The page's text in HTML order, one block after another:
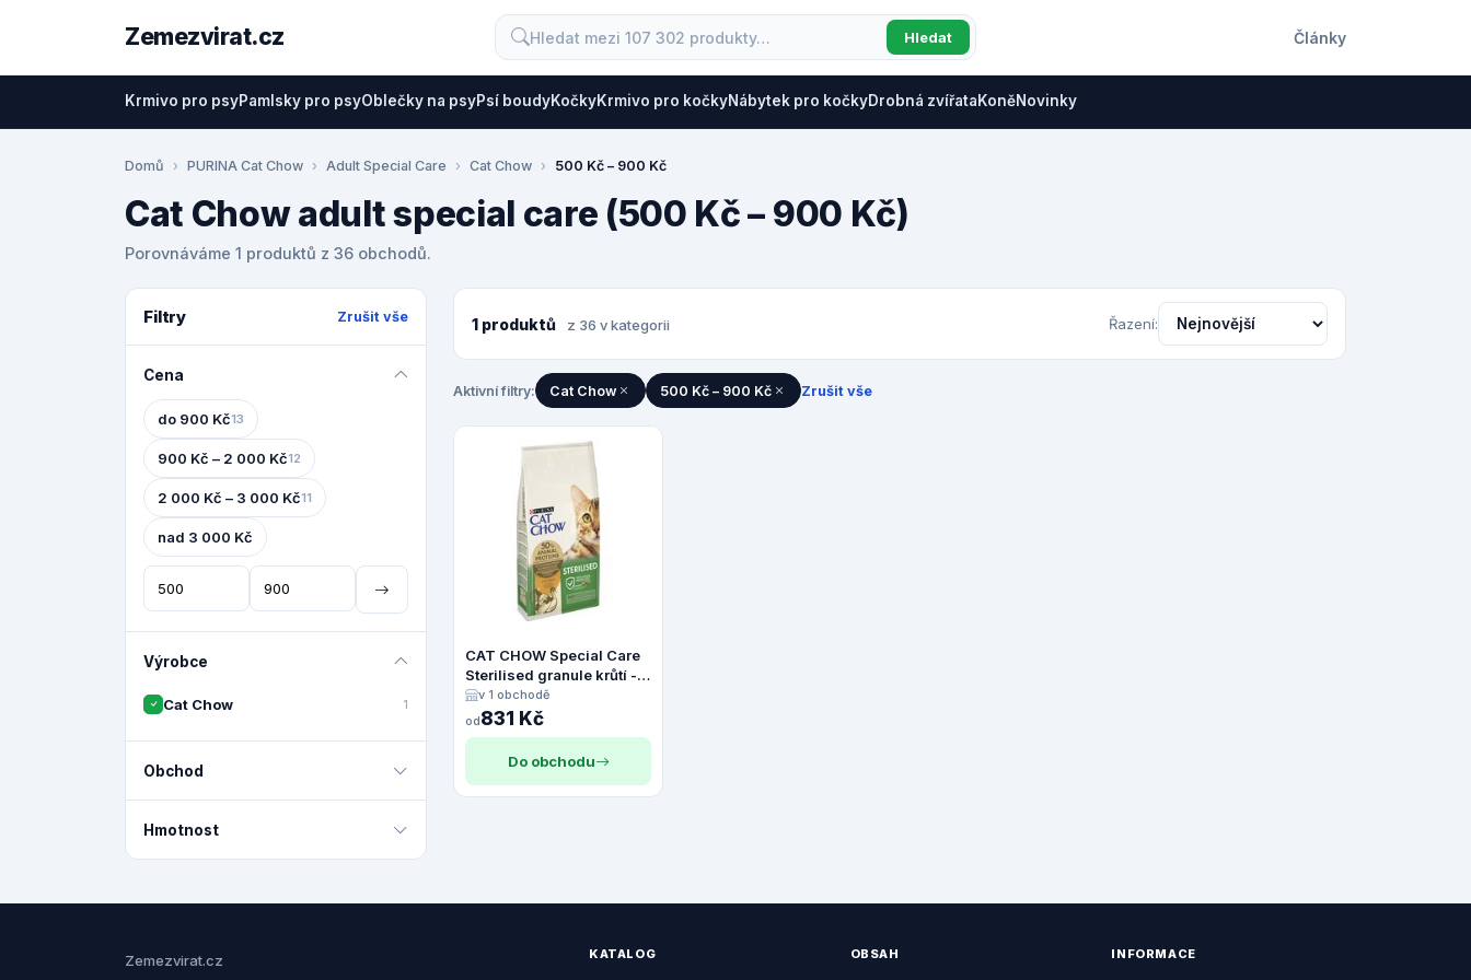
Zemezvirat.cz Hledat Články
Krmivo pro psyPamlsky pro psyOblečky na psyPsí boudyKočkyKrmivo pro kočkyNábytek pro kočkyDrobná zvířataKoněNovinky
Domů PURINA Cat Chow Adult Special Care Cat Chow 500 Kč – 900 Kč
Cat Chow adult special care (500 Kč – 900 Kč)
Porovnáváme 1 produktů z 36 obchodů.
Filtry Zrušit vše
Cena
do 900 Kč13
900 Kč – 2 000 Kč12
2 000 Kč – 3 000 Kč11
nad 3 000 Kč
Výrobce
Cat Chow 1
Obchod
Hmotnost
1 produktů z 36 v kategorii Řazení:
Aktivní filtry: Cat Chow 500 Kč – 900 Kč Zrušit vše
CAT CHOW Special Care
Sterilised granule krůtí -
10 kg
v 1 obchodě
od831 Kč
Do obchodu
Zemezvirat.cz KATALOG OBSAH INFORMACE